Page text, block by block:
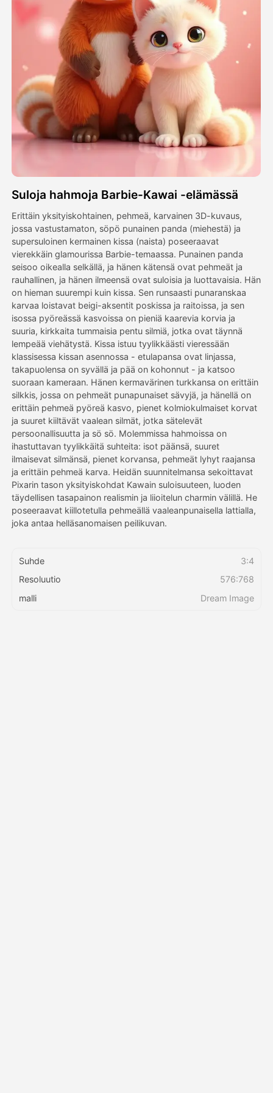
Avatar-video
Kuvaus
Muut työkalut ▼
Näytä kaikki mallit
Galleria
Blogi
Hinnasto
API
Suloja hahmoja Barbie-Kawai -elämässä
Erittäin yksityiskohtainen, pehmeä, karvainen 3D-kuvaus,
jossa vastustamaton, söpö punainen panda (miehestä) ja
supersuloinen kermainen kissa (naista) poseeraavat
vierekkäin glamourissa Barbie-temaassa. Punainen panda
seisoo oikealla selkällä, ja hänen kätensä ovat pehmeät ja
rauhallinen, ja hänen ilmeensä ovat suloisia ja luottavaisia. Hän
on hieman suurempi kuin kissa. Sen runsaasti punaranskaa
karvaa loistavat beigi-aksentit poskissa ja raitoissa, ja sen
isossa pyöreässä kasvoissa on pieniä kaarevia korvia ja
suuria, kirkkaita tummaisia pentu silmiä, jotka ovat täynnä
lempeää viehätystä. Kissa istuu tyylikkäästi vieressään
klassisessa kissan asennossa - etulapansa ovat linjassa,
takapuolensa on syvällä ja pää on kohonnut - ja katsoo
suoraan kameraan. Hänen kermavärinen turkkansa on erittäin
silkkis, jossa on pehmeät punapunaiset sävyjä, ja hänellä on
erittäin pehmeä pyöreä kasvo, pienet kolmiokulmaiset korvat
ja suuret kiiltävät vaalean silmät, jotka sätelevät
persoonallisuutta ja sö sö. Molemmissa hahmoissa on
ihastuttavan tyylikkäitä suhteita: isot päänsä, suuret
ilmaisevat silmänsä, pienet korvansa, pehmeät lyhyt raajansa
ja erittäin pehmeä karva. Heidän suunnitelmansa sekoittavat
Pixarin tason yksityiskohdat Kawain suloisuuteen, luoden
täydellisen tasapainon realismin ja liioitelun charmin välillä. He
poseeraavat kiillotetulla pehmeällä vaaleanpunaisella lattialla,
joka antaa helläsanomaisen peilikuvan.
Suhde
3:4
Resoluutio
576:768
malli
Dream Image